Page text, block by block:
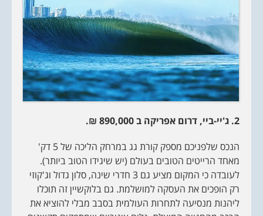
2. ג'יי-ביי, דרום אפריקה ב 890,000 ₪.
הנכס שלפניכם מספק קורת גג במרחק הליכה של 5 דק'
מאחד הרייטים הטובים בעולם (יש שיגידו הטוב ביותר).
לעובדה כי המקום מציע גם 3 חדרי שינה, סלון גדול וג'קוזי
רק הופכים את העסקה למושלמת. גם בלוקשיין זה תוכלו
ליהנות מנסיעה לתחרות העולמית בסבב מבלי להוציא את